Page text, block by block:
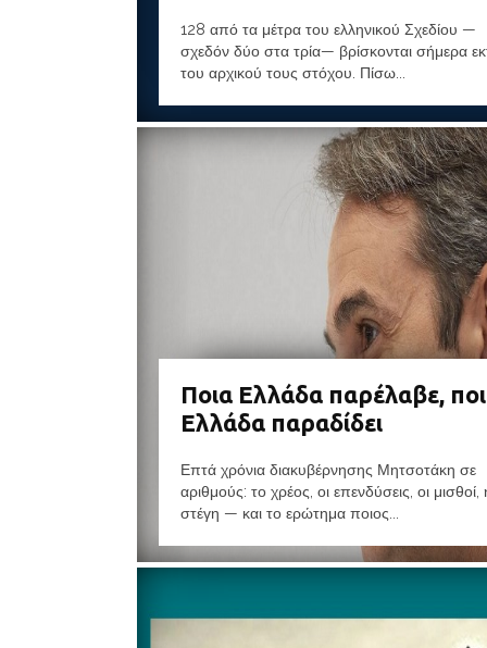
128 από τα μέτρα του ελληνικού Σχεδίου —
σχεδόν δύο στα τρία— βρίσκονται σήμερα
του αρχικού τους στόχου. Πίσω...
Ποια Ελλάδα παρέλαβε,
Ελλάδα παραδίδει
Επτά χρόνια διακυβέρνησης Μητσοτάκη σε
αριθμούς: το χρέος, οι επενδύσεις, οι μισθοί,
στέγη — και το ερώτημα ποιος...